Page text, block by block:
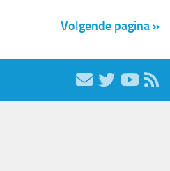
Volgende pagina »